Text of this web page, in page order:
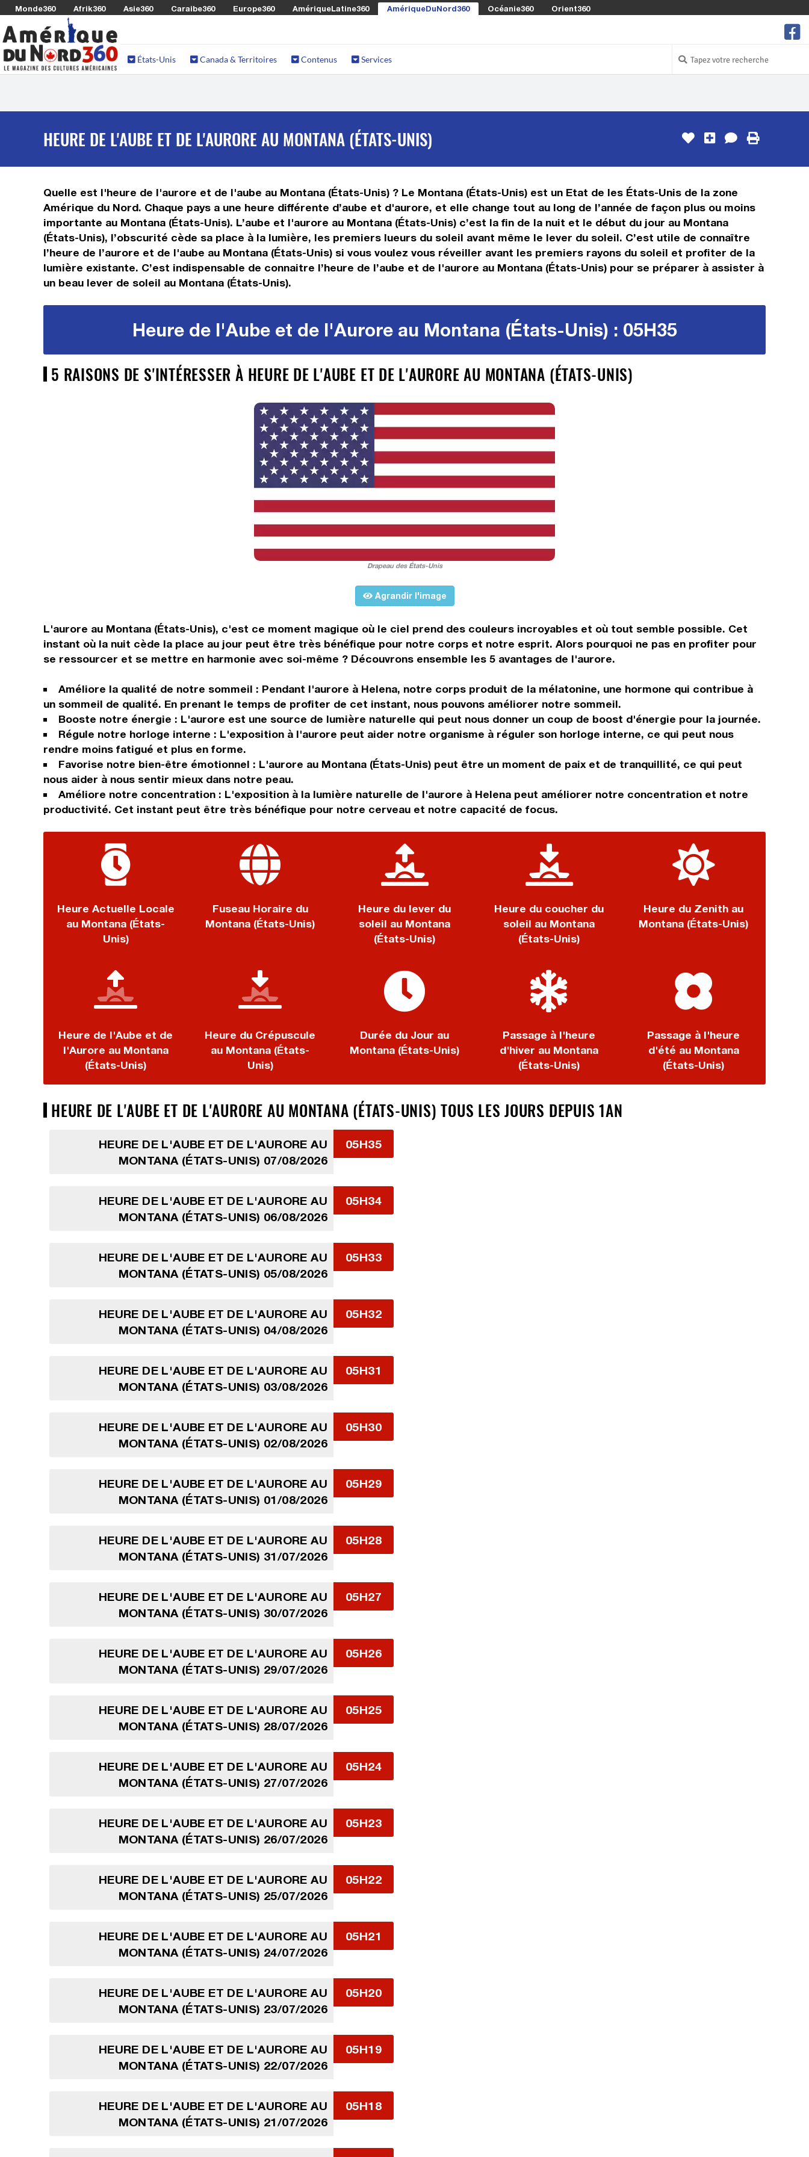
Monde360 Afrik360 Asie360 Caraibe360 Europe360 AmériqueLatine360 AmériqueDuNord360 Océanie360 Orient360
États-Unis Canada & Territoires Contenus Services
HEURE DE L'AUBE ET DE L'AURORE AU MONTANA (ÉTATS-UNIS)
Quelle est l'heure de l'aurore et de l'aube au Montana (États-Unis) ? Le Montana (États-Unis) est un Etat de les États-Unis de la zone
Amérique du Nord. Chaque pays a une heure différente d’aube et d'aurore, et elle change tout au long de l’année de façon plus ou moins
importante au Montana (États-Unis). L’aube et l'aurore au Montana (États-Unis) c’est la fin de la nuit et le début du jour au Montana
(États-Unis), l’obscurité cède sa place à la lumière, les premiers lueurs du soleil avant même le lever du soleil. C’est utile de connaître
l’heure de l’aurore et de l'aube au Montana (États-Unis) si vous voulez vous réveiller avant les premiers rayons du soleil et profiter de la
lumière existante. C’est indispensable de connaitre l’heure de l’aube et de l'aurore au Montana (États-Unis) pour se préparer à assister à
un beau lever de soleil au Montana (États-Unis).
Heure de l'Aube et de l'Aurore au Montana (États-Unis) : 05H35
5 RAISONS DE S'INTÉRESSER À HEURE DE L'AUBE ET DE L'AURORE AU MONTANA (ÉTATS-UNIS)
Drapeau des États-Unis
Agrandir l'image
L'aurore au Montana (États-Unis), c'est ce moment magique où le ciel prend des couleurs incroyables et où tout semble possible. Cet
instant où la nuit cède la place au jour peut être très bénéfique pour notre corps et notre esprit. Alors pourquoi ne pas en profiter pour
se ressourcer et se mettre en harmonie avec soi-même ? Découvrons ensemble les 5 avantages de l'aurore.
Améliore la qualité de notre sommeil : Pendant l'aurore à Helena, notre corps produit de la mélatonine, une hormone qui contribue à
un sommeil de qualité. En prenant le temps de profiter de cet instant, nous pouvons améliorer notre sommeil.
Booste notre énergie : L'aurore est une source de lumière naturelle qui peut nous donner un coup de boost d'énergie pour la journée.
Régule notre horloge interne : L'exposition à l'aurore peut aider notre organisme à réguler son horloge interne, ce qui peut nous
rendre moins fatigué et plus en forme.
Favorise notre bien-être émotionnel : L'aurore au Montana (États-Unis) peut être un moment de paix et de tranquillité, ce qui peut
nous aider à nous sentir mieux dans notre peau.
Améliore notre concentration : L'exposition à la lumière naturelle de l'aurore à Helena peut améliorer notre concentration et notre
productivité. Cet instant peut être très bénéfique pour notre cerveau et notre capacité de focus.
Heure Actuelle Locale
au Montana (États-
Unis)
Fuseau Horaire du
Montana (États-Unis)
Heure du lever du
soleil au Montana
(États-Unis)
Heure du coucher du
soleil au Montana
(États-Unis)
Heure du Zenith au
Montana (États-Unis)
Heure de l'Aube et de
l'Aurore au Montana
(États-Unis)
Heure du Crépuscule
au Montana (États-
Unis)
Durée du Jour au
Montana (États-Unis)
Passage à l'heure
d'hiver au Montana
(États-Unis)
Passage à l'heure
d'été au Montana
(États-Unis)
HEURE DE L'AUBE ET DE L'AURORE AU MONTANA (ÉTATS-UNIS) TOUS LES JOURS DEPUIS 1AN
HEURE DE L'AUBE ET DE L'AURORE AU
MONTANA (ÉTATS-UNIS) 07/08/2026
05H35
HEURE DE L'AUBE ET DE L'AURORE AU
MONTANA (ÉTATS-UNIS) 06/08/2026
05H34
HEURE DE L'AUBE ET DE L'AURORE AU
MONTANA (ÉTATS-UNIS) 05/08/2026
05H33
HEURE DE L'AUBE ET DE L'AURORE AU
MONTANA (ÉTATS-UNIS) 04/08/2026
05H32
HEURE DE L'AUBE ET DE L'AURORE AU
MONTANA (ÉTATS-UNIS) 03/08/2026
05H31
HEURE DE L'AUBE ET DE L'AURORE AU
MONTANA (ÉTATS-UNIS) 02/08/2026
05H30
HEURE DE L'AUBE ET DE L'AURORE AU
MONTANA (ÉTATS-UNIS) 01/08/2026
05H29
HEURE DE L'AUBE ET DE L'AURORE AU
MONTANA (ÉTATS-UNIS) 31/07/2026
05H28
HEURE DE L'AUBE ET DE L'AURORE AU
MONTANA (ÉTATS-UNIS) 30/07/2026
05H27
HEURE DE L'AUBE ET DE L'AURORE AU
MONTANA (ÉTATS-UNIS) 29/07/2026
05H26
HEURE DE L'AUBE ET DE L'AURORE AU
MONTANA (ÉTATS-UNIS) 28/07/2026
05H25
HEURE DE L'AUBE ET DE L'AURORE AU
MONTANA (ÉTATS-UNIS) 27/07/2026
05H24
HEURE DE L'AUBE ET DE L'AURORE AU
MONTANA (ÉTATS-UNIS) 26/07/2026
05H23
HEURE DE L'AUBE ET DE L'AURORE AU
MONTANA (ÉTATS-UNIS) 25/07/2026
05H22
HEURE DE L'AUBE ET DE L'AURORE AU
MONTANA (ÉTATS-UNIS) 24/07/2026
05H21
HEURE DE L'AUBE ET DE L'AURORE AU
MONTANA (ÉTATS-UNIS) 23/07/2026
05H20
HEURE DE L'AUBE ET DE L'AURORE AU
MONTANA (ÉTATS-UNIS) 22/07/2026
05H19
HEURE DE L'AUBE ET DE L'AURORE AU
MONTANA (ÉTATS-UNIS) 21/07/2026
05H18